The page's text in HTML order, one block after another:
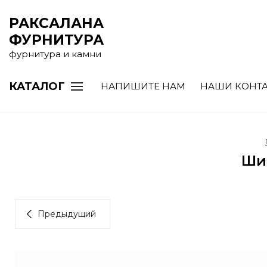
РАКСАЛАНА
ФУРНИТУРА
фурнитура и камни
КАТАЛОГ НАПИШИТЕ НАМ НАШИ
Предыдущий